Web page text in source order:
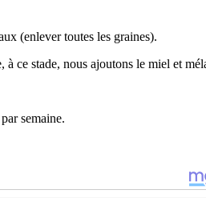
(enlever toutes les graines).
ce stade, nous ajoutons le miel et
semaine.